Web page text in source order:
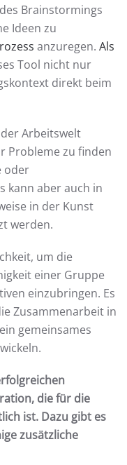
Brainstormings
Ideen zu
anzuregen. Als
Tool nicht nur
direkt beim
Arbeitswelt
Probleme zu finden
oder
kann aber auch in
in der Kunst
werden.
um die
einer Gruppe
einzubringen. Es
Zusammenarbeit in
gemeinsames
die für die
ist. Dazu gibt es
zusätzliche